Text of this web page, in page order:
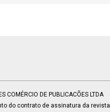
DE PUBLICACÕES LTDA
do contrato de assinatura da revista